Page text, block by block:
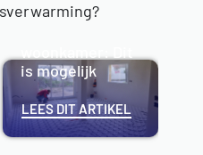
Vloerverwarmin
is mogelijk
LEES DIT ARTIKEL